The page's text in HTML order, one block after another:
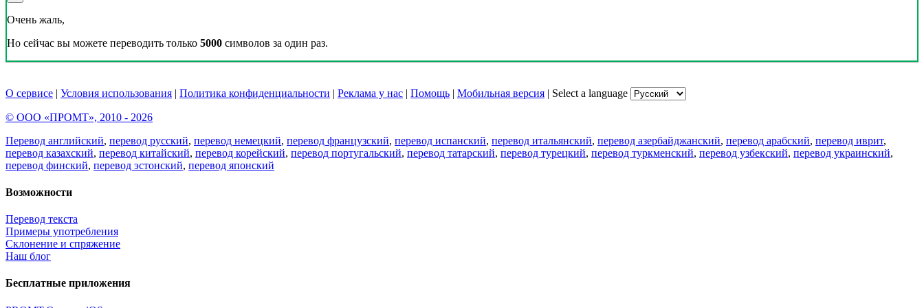
Очень жаль,
Но сейчас вы можете переводить только 5000 символов за один раз.
О сервисе | Условия использования | Политика конфиденциальности | Реклама у нас | Помощь | Мобильная версия | Select a language
© ООО «ПРОМТ», 2010 - 2026
Перевод английский, перевод русский, перевод немецкий, перевод французский, перевод испанский, перевод итальянский, перевод азербайджанский, перевод арабский, перевод иврит,
перевод казахский, перевод китайский, перевод корейский, перевод португальский, перевод татарский, перевод турецкий, перевод туркменский, перевод узбекский, перевод украинский,
перевод финский, перевод эстонский, перевод японский
Возможности
Перевод текста
Примеры употребления
Склонение и спряжение
Наш блог
Бесплатные приложения